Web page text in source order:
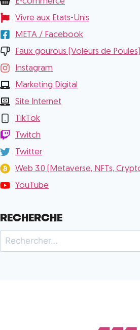
Vivre aux Etats-Unis
META / Facebook
Faux gourous (Voleurs de Poules)
Instagram
Marketing Digital
Site Internet
TikTok
Twitch
Twitter
Web 3.0 (Metaverse, NFTs,
YouTube
RECHERCHE